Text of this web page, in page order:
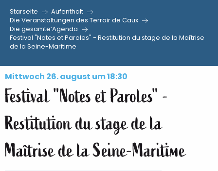
Aller
contenu
Starseite
Aufenthalt
Die Veranstaltungen des Terroir de Caux
Die gesamte’Agenda
Festival "Notes et Paroles" - Restitution du stage de la Maîtrise
de la Seine-Maritime
Mittwoch 26. august um 18:30
Festival "Notes et Paroles" -
Restitution du stage de la
Maîtrise de la Seine-Maritime